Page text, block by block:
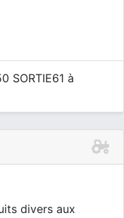
SORTIE61 à
divers aux